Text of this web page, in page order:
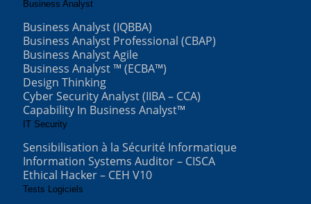
Business Analyst
Business Analyst (IQBBA)
Business Analyst Professional (CBAP)
Business Analyst Agile
Business Analyst ™ (ECBA™)
Design Thinking
Cyber Security Analyst (IIBA – CCA)
Capability In Business Analyst™
IT Security
Sensibilisation à la Sécurité Informatique
Information Systems Auditor – CISCA
Ethical Hacker – CEH V10
Tests Logiciels